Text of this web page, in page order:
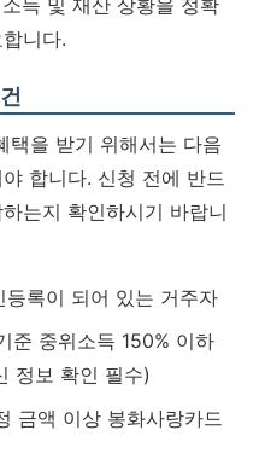
득 및 재산 상황을 정확
니다.
택을 받기 위해서는 다음
합니다. 신청 전에 반드
는지 확인하시기 바랍니
등록이 되어 있는 거주자
준 중위소득 150% 이하
정보 확인 필수)
금액 이상 봉화사랑카드